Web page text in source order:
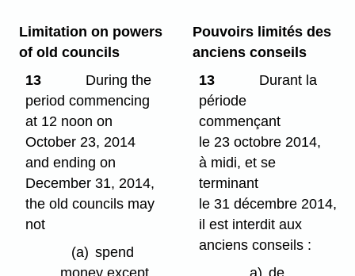
Limitation on powers
of old councils
13
During the
period commencing
at 12 noon on
October 23, 2014
and ending on
December 31, 2014,
the old councils may
not
(a) spend
money except
Pouvoirs limités des
anciens conseils
13
Durant la
période
commençant
le 23 octobre 2014,
à midi, et se
terminant
le 31 décembre 2014,
il est interdit aux
anciens conseils :
a) de